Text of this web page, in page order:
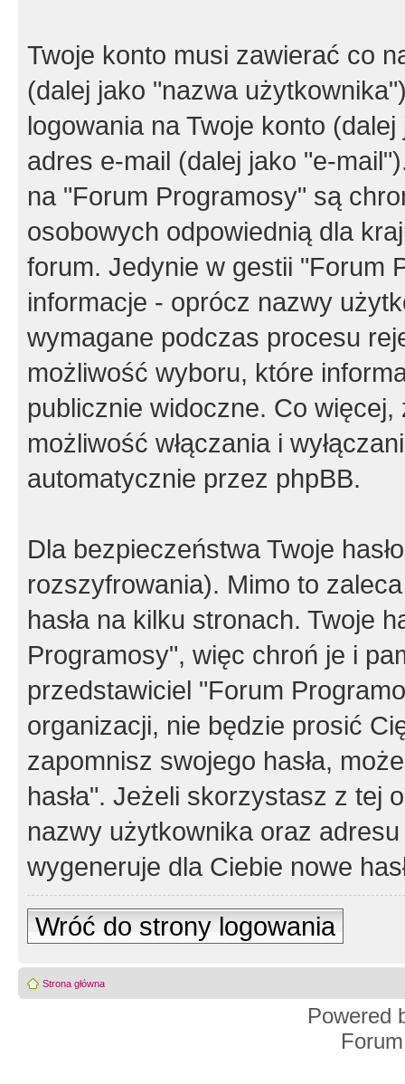
Twoje konto musi zawierać co
(dalej jako "nazwa
logowania na Twoje konto
adres e-mail (dalej jako "e-
na "Forum Programosy" są
osobowych odpowiednią dla
forum. Jedynie w gestii "Forum
informacje - oprócz nazwy
wymagane podczas procesu
możliwość wyboru, które
publicznie widoczne. Co
możliwość włączania i
automatycznie przez phpBB.
Dla bezpieczeństwa Twoje
rozszyfrowania). Mimo to
hasła na kilku stronach. Twoje
Programosy", więc chroń je i
przedstawiciel "Forum
organizacji, nie będzie prosić
zapomnisz swojego hasła,
hasła". Jeżeli skorzystasz z tej
nazwy użytkownika oraz
wygeneruje dla Ciebie nowe
Wróć do strony logowania
Strona główna
Powered